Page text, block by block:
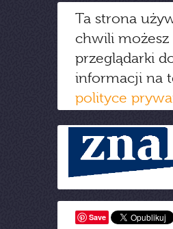
Ta strona
chwili
przeglądarki
informacji na
polityce
Save